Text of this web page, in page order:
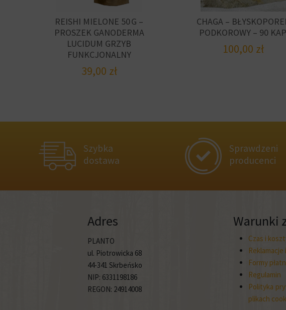
REISHI MIELONE 50 G –
PROSZEK GANODERMA
LUCIDUM GRZYB
FUNKCJONALNY
39,00 zł
CHAGA –
PODKOROWY – 90
100,00 zł
Szybka
dostawa
Sprawdzeni
producenci
Adres
PLANTO
ul. Piotrowicka 68
44-341 Skrbeńsko
NIP: 6331198186
REGON: 24914008
Warunki
Czas i
Formy
Regulamin
Polityka
plikach